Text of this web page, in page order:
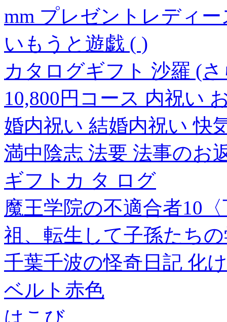
mm プレゼントレディ
いもうと遊戯 ( )
カタログギフト 沙羅 (
10,800円コース 内祝い
婚内祝い 結婚内祝い 快
満中陰志 法要 法事のお
ギフトカ タ ログ
魔王学院の不適合者10
祖、転生して子孫たち
千葉千波の怪奇日記 化
ベルト赤色
はこび